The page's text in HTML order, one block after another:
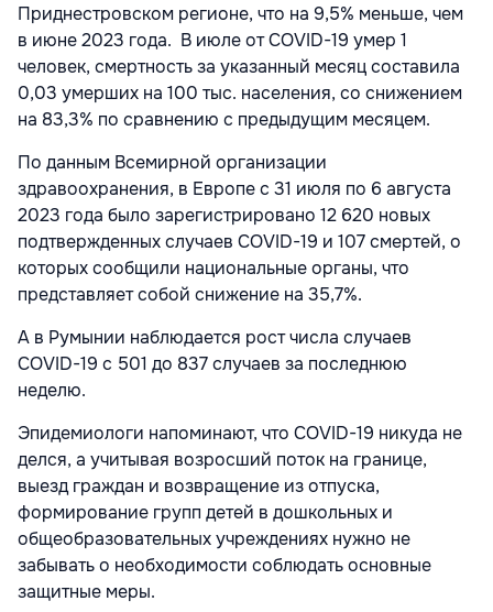
Приднестровском регионе, что на 9,5% меньше, чем
в июне 2023 года. В июле от COVID-19 умер 1
человек, смертность за указанный месяц составила
0,03 умерших на 100 тыс. населения, со снижением
на 83,3% по сравнению с предыдущим месяцем.
По данным Всемирной организации
здравоохранения, в Европе с 31 июля по 6 августа
2023 года было зарегистрировано 12 620 новых
подтвержденных случаев COVID-19 и 107 смертей, о
которых сообщили национальные органы, что
представляет собой снижение на 35,7%.
А в Румынии наблюдается рост числа случаев
COVID-19 с 501 до 837 случаев за последнюю
неделю.
Эпидемиологи напоминают, что COVID-19 никуда не
делся, а учитывая возросший поток на границе,
выезд граждан и возвращение из отпуска,
формирование групп детей в дошкольных и
общеобразовательных учреждениях нужно не
забывать о необходимости соблюдать основные
защитные меры.